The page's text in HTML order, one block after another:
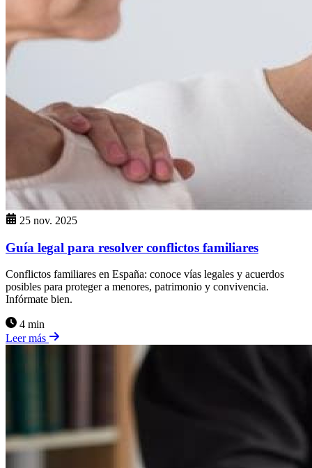
25 nov. 2025
Guía legal para resolver conflictos familiares
Conflictos familiares en España: conoce vías legales y acuerdos
posibles para proteger a menores, patrimonio y convivencia.
Infórmate bien.
4 min
Leer más